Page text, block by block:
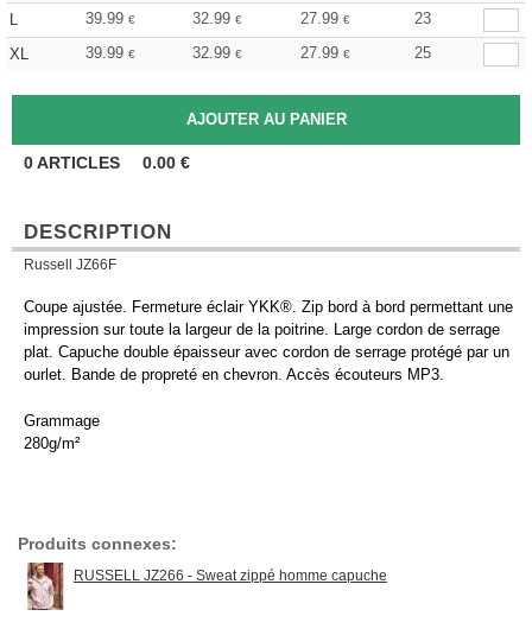
L
39.99 € 32.99 € 27.99 €
23
XL
39.99 € 32.99 € 27.99 € 25
0ARTICLES 0.00 €
DESCRIPTION
Russell JZ66F
Coupe ajustée. Fermeture éclair YKK®. Zip bord à bord permettant une
impression sur toute la largeur de la poitrine. Large cordon de serrage
plat. Capuche double épaisseur avec cordon de serrage protégé par un
ourlet. Bande de propreté en chevron. Accès écouteurs MP3.
Grammage
280g/m²
Produits connexes:
RUSSELL JZ266 - Sweat zippé homme capuche